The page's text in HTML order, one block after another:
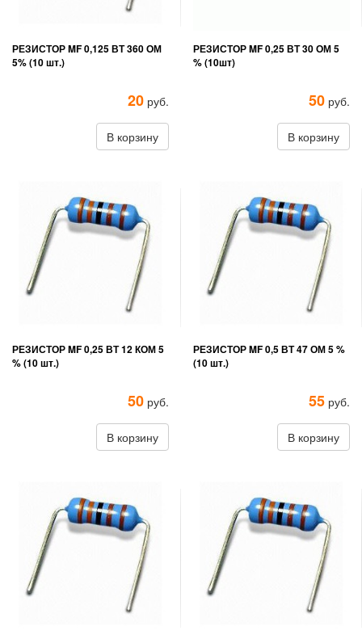
РЕЗИСТОР MF 0,125 ВТ 360 ОМ
5% (10 шт.)
20 руб.
В корзину
РЕЗИСТОР MF 0,25 ВТ 30 ОМ 5
% (10шт)
50 руб.
В корзину
РЕЗИСТОР MF 0,25 ВТ 12 КОМ 5
% (10 шт.)
50 руб.
В корзину
РЕЗИСТОР MF 0,5 ВТ 47 ОМ 5 %
(10 шт.)
55 руб.
В корзину